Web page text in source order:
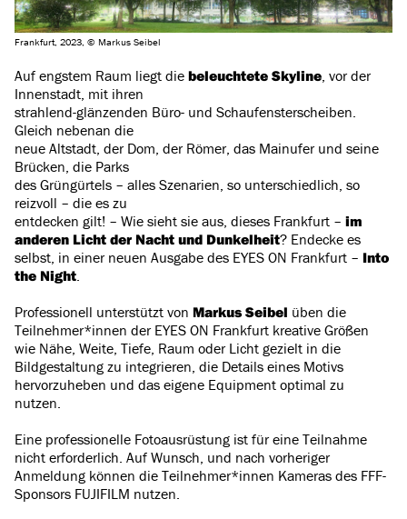
Frankfurt, 2023, © Markus Seibel
Auf engstem Raum liegt die beleuchtete Skyline , vor der
Innenstadt, mit ihren
strahlend-glänzenden Büro- und Schaufensterscheiben.
Gleich nebenan die
neue Altstadt, der Dom, der Römer, das Mainufer und seine
Brücken, die Parks
des Grüngürtels – alles Szenarien, so unterschiedlich, so
reizvoll – die es zu
entdecken gilt! – Wie sieht sie aus, dieses Frankfurt – im
anderen Licht der Nacht und Dunkelheit? Endecke es
selbst, in einer neuen Ausgabe des EYES ON Frankfurt – Into
the Night
Professionell unterstützt von Markus Seibel üben die
Teilnehmer*innen der EYES ON Frankfurt kreative Größen
wie Nähe, Weite, Tiefe, Raum oder Licht gezielt in die
Bildgestaltung zu integrieren, die Details eines Motivs
hervorzuheben und das eigene Equipment optimal zu
nutzen.
Eine professionelle Fotoausrüstung ist für eine Teilnahme
nicht erforderlich. Auf Wunsch, und nach vorheriger
Anmeldung können die Teilnehmer*innen Kameras des FFF-
Sponsors FUJIFILM nutzen.